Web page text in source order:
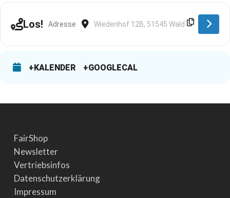
Los! Address - Waldbröl *AUSVERKAUFT* [DfLP1U9WI]
Destination Address - Waldbröl
+KALENDER +GOOGLECAL
FairShop
Newsletter
Vertriebsinfos
Datenschutzerklärung
Impressum